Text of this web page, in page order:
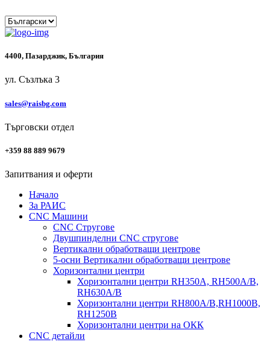
4400, Пазарджик, България
ул. Съзлъка 3
sales@raisbg.com
Търговски отдел
+359 88 889 9679
Запитвания и оферти
Начало
За РАИС
CNC Машини
CNC Стругове
Двушпинделни CNC стругове
Вертикални обработващи центрове
5-осни Вертикални обработващи центрове
Хоризонтални центри
Хоризонтални центри RH350A, RH500A/B,
RH630A/В
Хоризонтални центри RH800A/B,RH1000B,
RH1250B
Хоризонтални центри на ОКК
CNC детайли